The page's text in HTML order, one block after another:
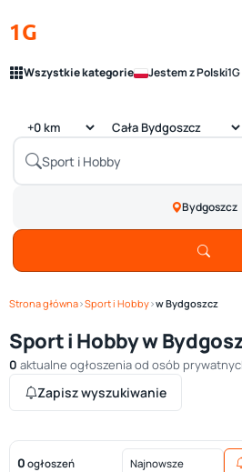
1G
Wszystkie kategorie Jestem z Polski
Bydgoszcz
Strona główna›Sport i Hobby›w Bydgoszcz
Sport i Hobby w
0 aktualne ogłoszenia od osób
Zapisz wyszukiwanie
0 ogłoszeń